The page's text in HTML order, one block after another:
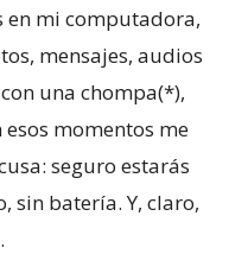
en mi computadora,
mensajes, audios
una chompa(*),
momentos me
seguro estarás
sin batería. Y, claro,